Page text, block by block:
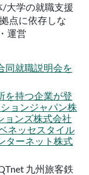
/⼤学の就職⽀援
点に依存しな
運営
同就職説明会を
を持つ企業が登
ョンジャパン株
ョンズ株式会社
ネッセスタイル
ターネット株式
九州旅客鉄